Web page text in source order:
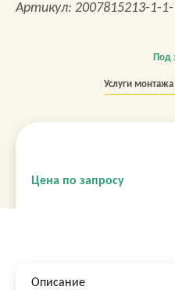
+7 (473)
Артикул: 2007815213-1-1-
Под
Услуги
Цена по запросу
Описание